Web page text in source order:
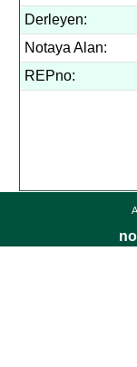
Derleyen:
Notaya Alan:
REPno: